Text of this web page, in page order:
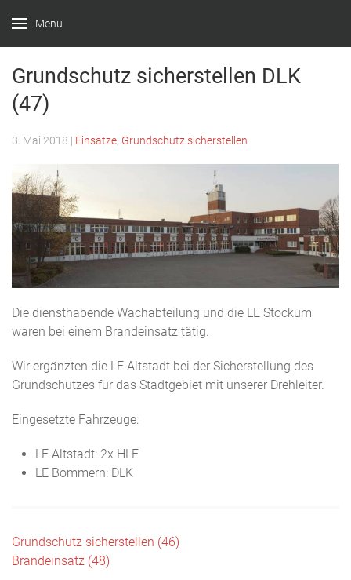
Menu
Witten –
Grundschutz sicherstellen DLK
(47)
3. Mai 2018 | Einsätze Grundschutz sicherstellen
Die diensthabende Wachabteilung und die LE Stockum
waren bei einem Brandeinsatz tätig.
Wir ergänzten die LE Altstadt bei der Sicherstellung des
Grundschutzes für das Stadtgebiet mit unserer Drehleiter.
Eingesetzte Fahrzeuge:
LE Altstadt: 2x HLF
LE Bommern: DLK
Beitragsnavigation
Grundschutz sicherstellen (46)
Brandeinsatz (48)